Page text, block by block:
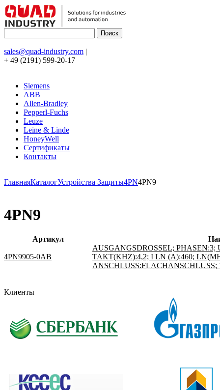
sales@quad-industry.com |
+ 49 (2191) 599-20-17
Siemens
ABB
Allen-Bradley
Pepperl-Fuchs
Leuze
Leine & Linde
HoneyWell
Сертификаты
Контакты
ГлавнаяКаталогУстройства Защиты4PN4PN9
4PN9
Артикул
4PN9905-0AB
AUSGANGSDROSSEL;
TAKT(KHZ):4,2; I LN (A):460;
ANSCHLUSS:FLACHANSCHLUSS;
Клиенты